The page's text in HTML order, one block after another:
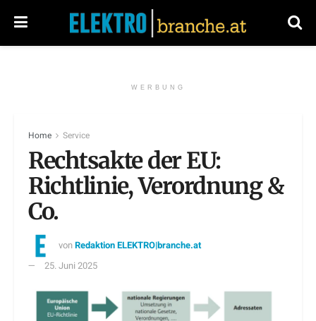
WERBUNG
Home Service
Rechtsakte der EU:
Richtlinie, Verordnung &
Co.
vonRedaktion ELEKTRO|branche.at
25. Juni 2025